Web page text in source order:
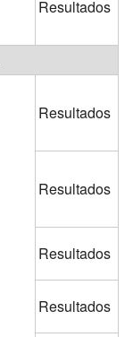
Resultados
Resultados
Resultados
Resultados
Resultados